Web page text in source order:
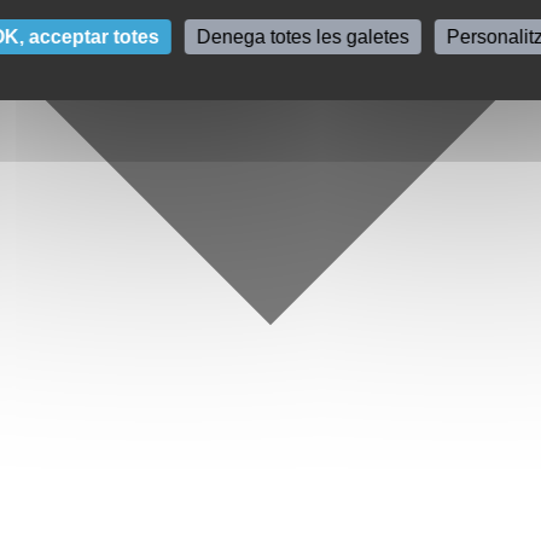
acceptar totes Denega totes les galetes